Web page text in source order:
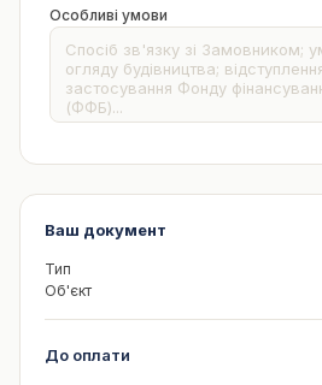
Особливі умови
Ваш документ
Тип
Об'єкт
До оплати